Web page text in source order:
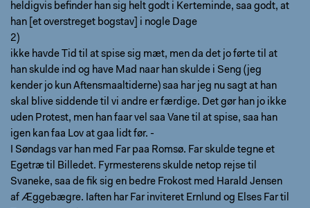
heldigvis befinder han sig helt godt i Kerteminde, saa godt, at
han [et overstreget bogstav] i nogle Dage
2)
ikke havde Tid til at spise sig mæt, men da det jo førte til at
han skulde ind og have Mad naar han skulde i Seng (jeg
kender jo kun Aftensmaaltiderne) saa har jeg nu sagt at han
skal blive siddende til vi andre er færdige. Det gør han jo ikke
uden Protest, men han faar vel saa Vane til at spise, saa han
igen kan faa Lov at gaa lidt før. -
I Søndags var han med Far paa Romsø. Far skulde tegne et
Egetræ til Billedet. Fyrmesterens skulde netop rejse til
Svaneke, saa de fik sig en bedre Frokost med Harald Jensen
af Æggebægre. Iaften har Far inviteret Ernlund og Elses Far til